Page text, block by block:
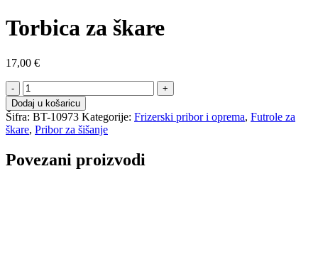
Torbica za škare
17,00 €
Torbica
za
škare
količina
Dodaj u košaricu
Šifra: BT-10973 Kategorije: Frizerski pribor i oprema, Futrole za
škare, Pribor za šišanje
Povezani proizvodi